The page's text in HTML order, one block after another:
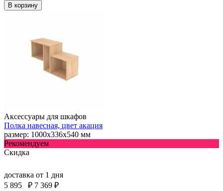
В корзину
Аксессуары для шкафов
Полка навесная, цвет акация
размер: 1000х336х540 мм
Рекомендуем
Скидка
доставка от 1 дня
5 895
₽ 7 369 ₽